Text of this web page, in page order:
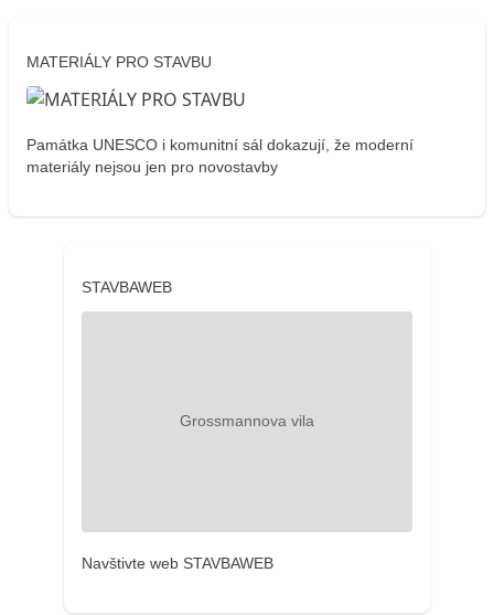
MATERIÁLY PRO STAVBU
Památka UNESCO i komunitní sál dokazují, že moderní
materiály nejsou jen pro novostavby
STAVBAWEB
Navštivte web STAVBAWEB